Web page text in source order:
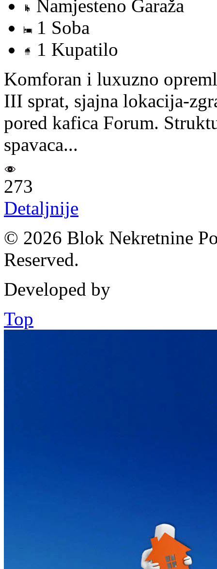
Namjesteno Garaža
1 Soba
1 Kupatilo
Komforan i luxuzno
III sprat, sjajna lokacija-
pored kafica Forum.
spavaca...
273
Detaljnije
© 2026 Blok Nekretnine
Reserved.
Developed by
Top